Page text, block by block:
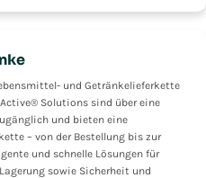
und Getränkelieferkette
Solutions sind über eine
und bieten eine
– von der Bestellung bis zur
und schnelle Lösungen für
sowie Sicherheit und